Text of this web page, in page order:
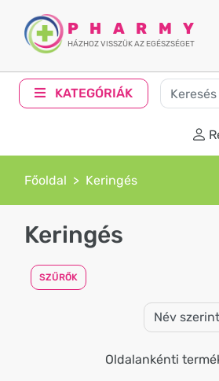
PHARMY
HÁZHOZ VISSZÜK AZ EGÉSZSÉGET
KATEGÓRIÁK
Főoldal Keringés
Keringés
SZŰRŐK
Oldalankénti